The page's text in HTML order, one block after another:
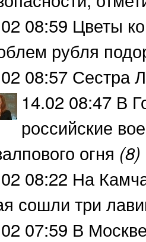
08:59 Цветы
рубля
08:57 Сестра
14.02 08:47 В
российские
огня (8)
08:22 На
сошли три
07:59 В